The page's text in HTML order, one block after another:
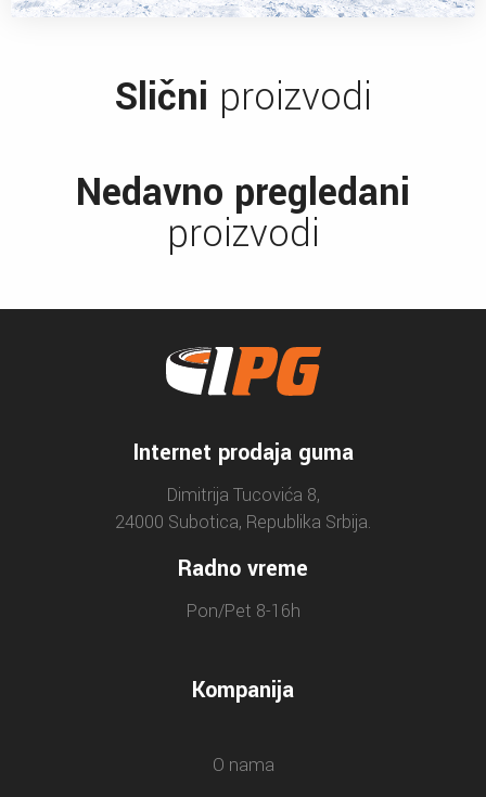
Slični proizvodi
Nedavno pregledani
proizvodi
Internet prodaja guma
Dimitrija Tucovića 8,
24000 Subotica, Republika Srbija.
Radno vreme
Pon/Pet 8-16h
Kompanija
O nama